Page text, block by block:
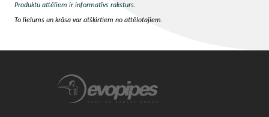
Produktu attēliem ir informatīvs raksturs.
To lielums un krāsa var atšķirtiem no attēlotajiem.